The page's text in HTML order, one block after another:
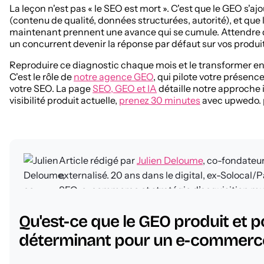
La leçon n'est pas « le SEO est mort ». C'est que le GEO
(contenu de qualité, données structurées, autorité), et
maintenant prennent une avance qui se cumule. Attendre
un concurrent devenir la réponse par défaut sur vos
Reproduire ce diagnostic chaque mois et le transformer
C'est le rôle de notre agence GEO, qui pilote votre
votre SEO. La pageSEO, GEO et IA détaille notre approche
visibilité produit actuelle, prenez 30 minutes avec
Article rédigé parJulien Deloume, co-
externalisé. 20 ans dans le digital, ex-Solocal/
SEO, e-commerce et stratégie d’acquisition
digital). Accompagne aujourd’hui 47+ PME
FAQ - Questions
Qu'est-ce que le GEO produit et
déterminant pour un e-